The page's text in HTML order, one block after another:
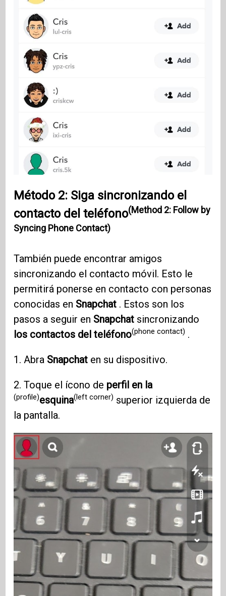
Método 2: Siga sincronizando el
contacto del teléfono(Method 2: Follow by
Syncing Phone Contact)
También puede encontrar amigos
sincronizando el contacto móvil. Esto le
permitirá ponerse en contacto con personas
conocidas en Snapchat . Estos son los
pasos a seguir en Snapchat sincronizando
los contactos del teléfono(phone contact) .
1. Abra Snapchat en su dispositivo.
2. Toque el ícono de perfil en la
(profile)esquina(left corner) superior izquierda de
la pantalla.